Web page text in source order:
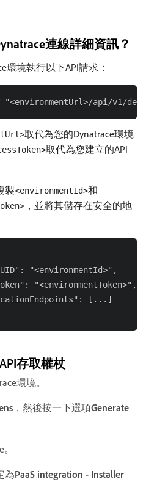
連線詳細資訊？
環境執行以下API請求：
取代為您的Dynatrace環境
取代為您建立的API
製<environmentId>和
，並將其儲存在安全的地
"<environmentId>",
"<environmentToken>",
[...]
存取權杖
環境。
，然後按一下選項​Generate
為​PaaS integration - Installer